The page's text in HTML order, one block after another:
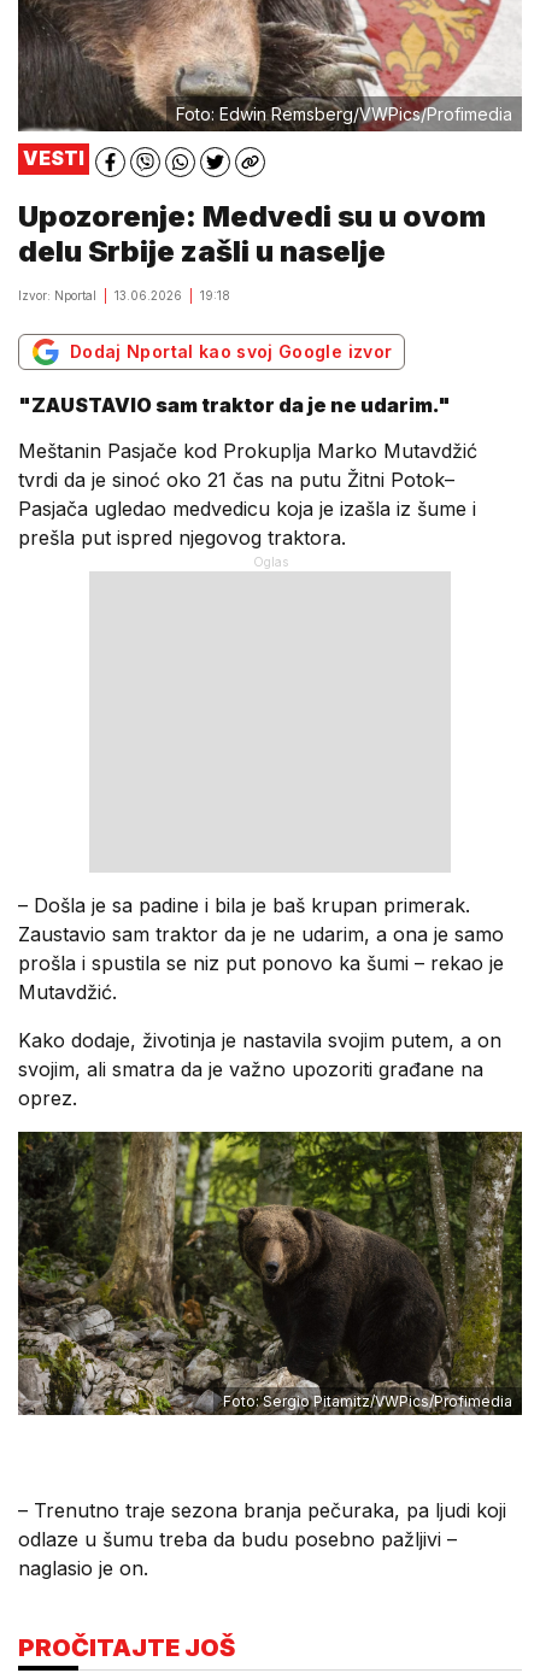
Foto: Edwin Remsberg/VWPics/Profimedia
VESTI
Upozorenje: Medvedi su u ovom
delu Srbije zašli u naselje
Izvor: Nportal 13.06.2026 19:18
Dodaj Nportal kao svoj Google izvor
"ZAUSTAVIO sam traktor da je ne udarim."
Meštanin Pasjače kod Prokuplja Marko Mutavdžić
tvrdi da je sinoć oko 21 čas na putu Žitni Potok–
Pasjača ugledao medvedicu koja je izašla iz šume i
prešla put ispred njegovog traktora.
– Došla je sa padine i bila je baš krupan primerak.
Zaustavio sam traktor da je ne udarim, a ona je samo
prošla i spustila se niz put ponovo ka šumi – rekao je
Mutavdžić.
Kako dodaje, životinja je nastavila svojim putem, a on
svojim, ali smatra da je važno upozoriti građane na
oprez.
Foto: Sergio Pitamitz/VWPics/Profimedia
– Trenutno traje sezona branja pečuraka, pa ljudi koji
odlaze u šumu treba da budu posebno pažljivi –
naglasio je on.
PROČITAJTE JOŠ